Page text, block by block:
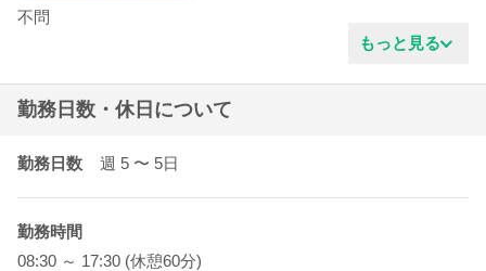
不問
もっと見る
勤務日数・休日について
勤務日数 週 5 〜 5日
勤務時間
08:30 ～ 17:30 (休憩60分)